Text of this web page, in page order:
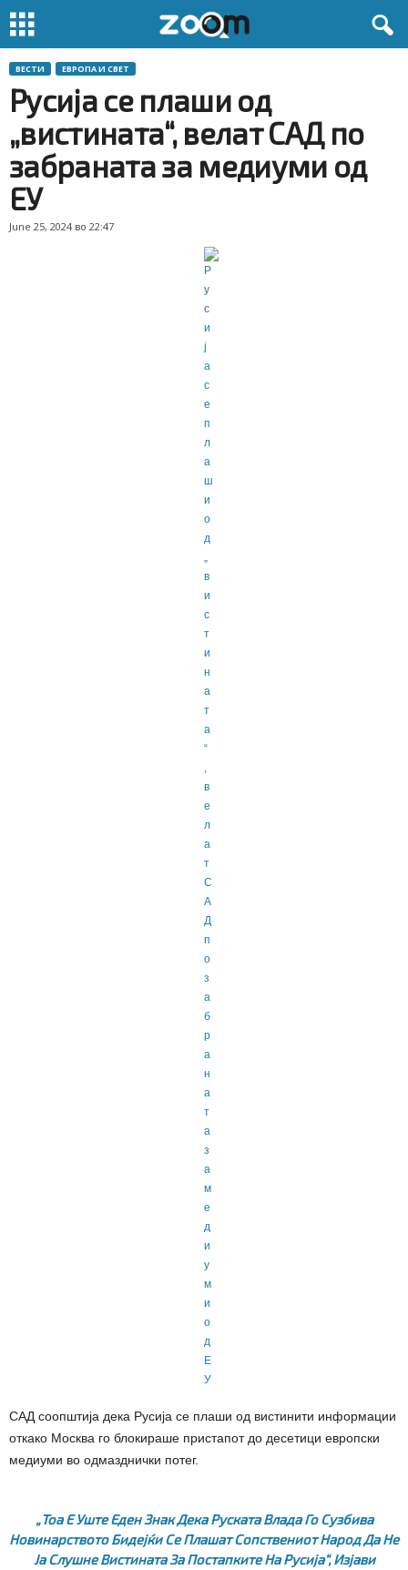
ВЕСТИ ЕВРОПА И СВЕТ
Русија се плаши од
„вистината“, велат САД по
забраната за медиуми од
ЕУ
June 25, 2024 во 22:47
СAД соопштија дека Русија се плаши од вистинити информации
откако Москва го блокираше пристапот до десетици европски
медиуми во одмазднички потег.
„Тоа Е Уште Еден Знак Дека Руската Влада Го Сузбива
Новинарството Бидејќи Се Плашат Сопствениот Народ Да Не
Ја Слушне Вистината За Постапките На Русија“, Изјави